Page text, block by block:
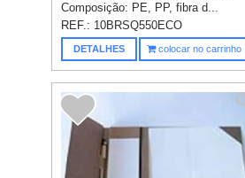
Composição: PE, PP, fibra d...
REF.: 10BRSQ550ECO
DETALHES colocar no carrinho